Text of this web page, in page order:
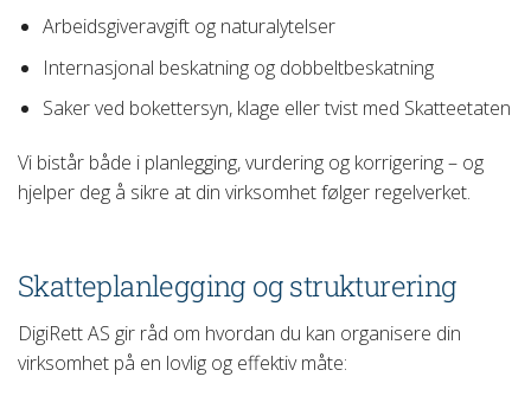
Arbeidsgiveravgift og naturalytelser
Internasjonal beskatning og dobbeltbeskatning
Saker ved bokettersyn, klage eller tvist med Skatteetaten
Vi bistår både i planlegging, vurdering og korrigering – og
hjelper deg å sikre at din virksomhet følger regelverket.
Skatteplanlegging og strukturering
DigiRett AS gir råd om hvordan du kan organisere din
virksomhet på en lovlig og effektiv måte: